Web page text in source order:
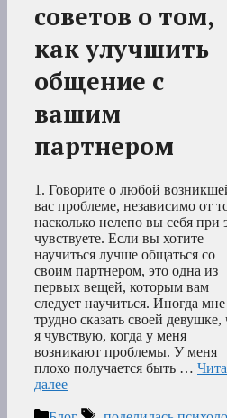
советов о том,
как улучшить
общение с
вашим
партнером
1. Говорите о любой
вас проблеме, независимо от
насколько нелепо вы себя при
чувствуете. Если вы хотите
научиться лучше общаться со
своим партнером, это одна из
первых вещей, которым вам
следует научиться. Иногда мне
трудно сказать своей девушке,
я чувствую, когда у меня
возникают проблемы. У меня
плохо получается быть …
далее
РубрикиМетки